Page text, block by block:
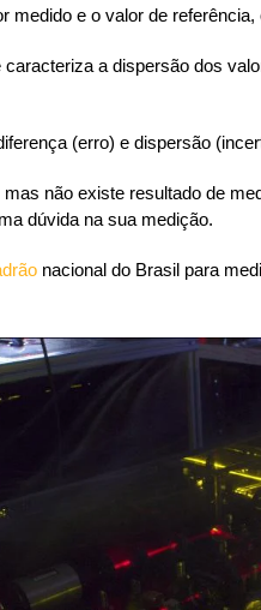
medido e o valor de
a dispersão dos
(erro) e dispersão
não existe resultado de
dúvida na sua medição.
nacional do Brasil para